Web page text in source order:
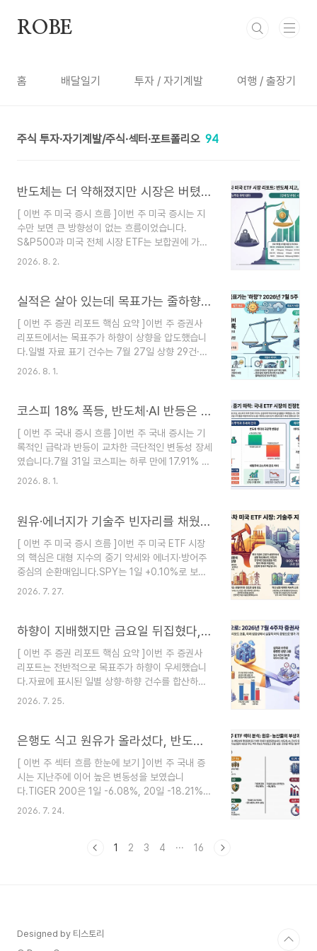
ROBE
홈 배달일기 투자 / 자기계발 여행 / 출장기
주식 투자·자기계발/주식·섹터·포트폴리오 94
반도체는 더 약해졌지만 시장은 버텼다｜2026년 7월 5주차 미국 ETF 섹터 분석
[ 이번 주 미국 증시 흐름 ]이번 주 미국 증시는 지
수만 보면 큰 방향성이 없는 흐름이었습니다.
S&P500과 미국 전체 시장 ETF는 보합권에 가까
웠지만, 내부를 들여다보면 업종별 차이는 분명했습
했지만, 반도체 ETF의 조정 폭은 그보다 더 컸습니
유지했고, 전자결제와 클라우드에서는 새로운 반등
신호가 나타났습니다.이번 주 시장의 핵심은 지수가
올랐느냐 내렸느냐보다, 기존 성장주 중심의 주도
구조가 약해지고 다른 섹터가 그 빈자리를 채우기
구간에 있었지만, ..
2026. 8. 2.
실적은 살아 있는데 목표가는 줄하향, K-뷰티·AI 인프라가 버틴 이유｜2026년 7월 5주차 증권사 리포트 분석
[ 이번 주 증권 리포트 핵심 요약 ]이번 주 증권사
리포트에서는 목표주가 하향이 상향을 압도했습니
다.일별 자료 표기 건수는 7월 27일 상향 29건·하
향 72건 / 28일 26건·91건 / 29일 7건·92건 / 30
조정 건수가 크게 늘었습니다. 다만 하향 리포트가
닙니다.SK하이닉스, LG이노텍, 삼성전기, HD현대
일렉트릭, 두산에너빌리티, 한화오션, GS건설처럼
실적이나 수주 방향은 긍정적인데도 목표주가가 내
려간 기업이 많았습니다. 시장 변동성 확대와 글로
2026. 8. 1.
코스피 18% 폭등, 반도체·AI 반등은 추세 전환일까｜2026년 7월 5주차 국내 ETF 섹터 분석
[ 이번 주 국내 증시 흐름 ]이번 주 국내 증시는 기
록적인 급락과 반등이 교차한 극단적인 변동성 장세
였습니다.7월 31일 코스피는 하루 만에 17.91% 상
승하며 역대 최대 상승률과 상승 폭을 기록했습니
체 대형주가 반등을 주도했습니다. 미국 빅테크 기
기대가 되살아난 점도 국내 반도체 투자심리 회복에
영향을 줬습니다.제공된 ETF 데이터에서도 TIGER
200은 1일 +24.68%, TIGER 코스피는
+18.35%를 기록했습니다. 그러나 하루 상승률만
2026. 8. 1.
원유·에너지가 기술주 빈자리를 채웠다｜2026년 7월 4주차 미국 ETF 섹터 분석
[ 이번 주 미국 증시 흐름 ]이번 주 미국 ETF 시장
의 핵심은 대형 지수의 중기 약세와 에너지·방어주
중심의 순환매입니다.SPY는 1일 +0.10%로 보합
권을 지켰지만 10일 -0.59%, 20일 -1.17%, 60
이 약해졌습니다.기술주 중심의 나스닥은 낙폭이 더
였고, 성장주 ETF인 IUSG도 20일 -2.38%, 60일
-4.60%를 기록했습니다. S&P500도 강하지 않
았지만 성장주와 기술주의 상대적 부진이 더 뚜렷했
습니다.반면 원유·정유·에너지, 리츠, 인프라, 유틸
2026. 7. 27.
하향이 지배했지만 금요일 뒤집혔다, 삼성E&A·LS ELECTRIC이 만든 실적 반전｜2026년 7월 4주차 증권사 리포트 분석
[ 이번 주 증권 리포트 핵심 요약 ]이번 주 증권사
리포트는 전반적으로 목표주가 하향이 우세했습니
다.자료에 표시된 일별 상향·하향 건수를 합산하면
7월 20일 23건·76건 / 21일 17건·68건 / 22일 8
학, 주택·원전 건설주를 중심으로 실적 추정치와 목
E&A와 LS ELECTRIC, KB금융, 신한지주가 예상
을 웃도는 실적을 발표하면서 상향 리포트가 한꺼번
에 늘어났습니다.이번 주의 핵심은 단순히 하향 리
포트가 많았다는 것이 아닙니다. 미래 성장 기대만
2026. 7. 25.
은행도 식고 원유가 올라섰다, 반도체·코스닥 약세 심화｜2026년 7월 4주차 국내 ETF 섹터 분석
[ 이번 주 섹터 흐름 한눈에 보기 ]이번 주 국내 증
시는 지난주에 이어 높은 변동성을 보였습니
다.TIGER 200은 1일 -6.08%, 20일 -18.21%,
60일 -16.16%를 기록했고, TIGER 코스피도 1일
-7.55%였다는 점을 고려하면, 이번 주에는 단기
60일 -37.45%, 120일 -36.50%, 200일 -21...
2026. 7. 24.
1 2 3 4 ··· 16
Designed by 티스토리